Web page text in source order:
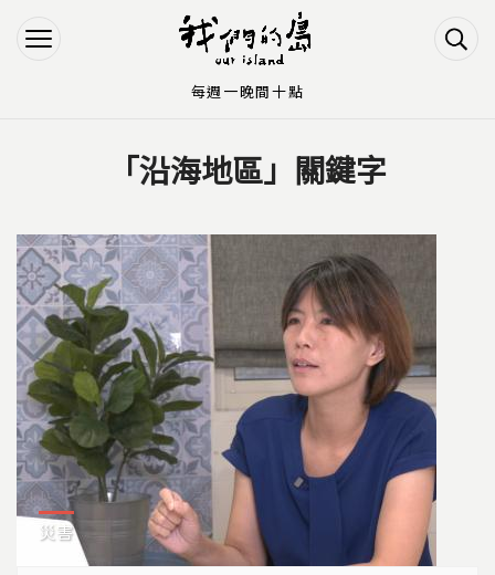
Jump to Navigation
Jump to Main content
「沿海地區」關鍵字
災害
每週一晚間十點